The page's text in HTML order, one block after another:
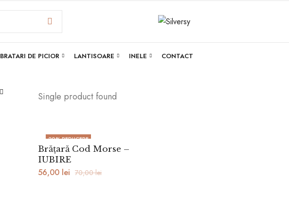
BRATARI DE PICIOR LANTISOARE INELE CONTACT
Single product found
20% REDUCERE
Brățară Cod Morse –
IUBIRE
56,00 lei 70,00lei